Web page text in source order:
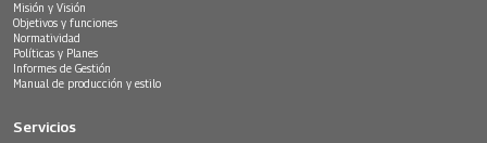
Misión y Visión
Objetivos y funciones
Normatividad
Políticas y Planes
Informes de Gestión
Manual de producción y estilo
Servicios